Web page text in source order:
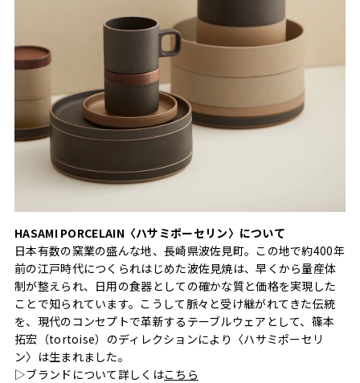
HASAMI PORCELAIN〈ハサミポーセリン〉について
日本有数の窯業の盛んな地、長崎県波佐見町。この地で約400年
前の江戸時代につくられはじめた波佐見焼は、早くから量産体
制が整えられ、日用の食器としての確かな質と価格を実現した
ことで知られています。こうして脈々と受け継がれてきた伝統
を、現代のコンセプトで革新するテーブルウェアとして、篠本
拓宏（tortoise）のディレクションにより〈ハサミポーセリ
ン〉は生まれました。
▷ブランドについて詳しくはこちら